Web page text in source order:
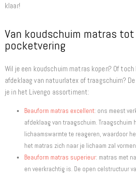
klaar!
Van koudschuim matras
pocketvering
Wil je een koudschuim matras kopen? Of
afdeklaag van natuurlatex of traagschuim?
je in het Livengo assortiment:
Beauform matras excellent: ons meest
afdeklaag van traagschuim. Traagschuim
lichaamswarmte te reageren, waardoor
het matras zich naar je lichaam zal
Beauform matras superieur: matras met
en veerkrachtig is. De open celstructuur